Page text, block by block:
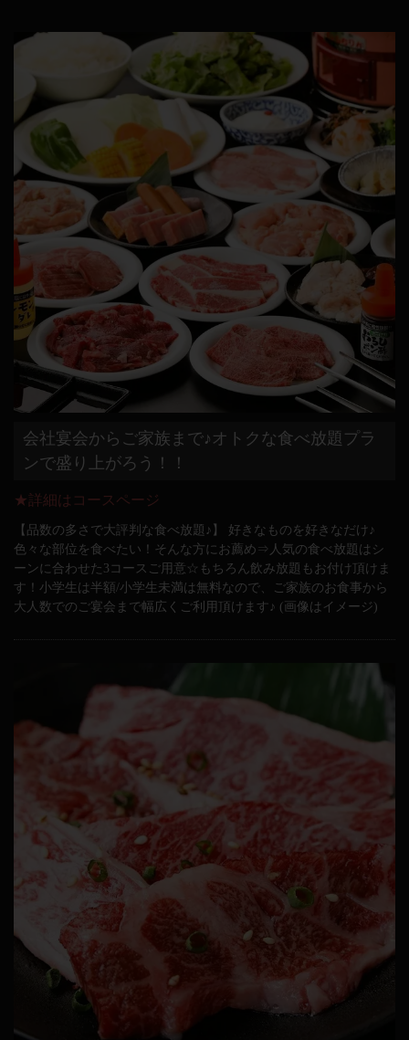
会社宴会からご家族まで♪オトクな食べ放題プラ
ンで盛り上がろう！！
★詳細はコースページ
【品数の多さで大評判な食べ放題♪】 好きなものを好きなだけ♪
色々な部位を食べたい！そんな方にお薦め⇒人気の食べ放題はシ
ーンに合わせた3コースご用意☆もちろん飲み放題もお付け頂けま
す！小学生は半額/小学生未満は無料なので、ご家族のお食事から
大人数でのご宴会まで幅広くご利用頂けます♪ (画像はイメージ)